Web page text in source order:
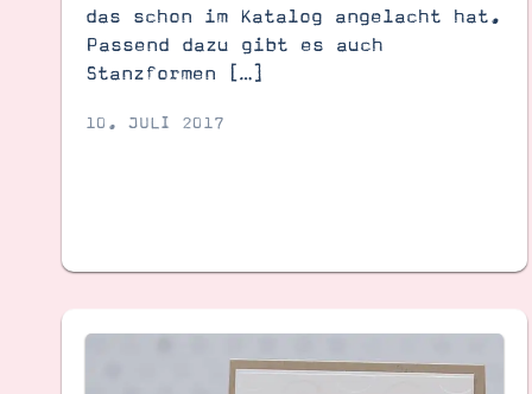
Suche Impressum Datenschutz
das schon im Katalog angelacht hat.
Passend dazu gibt es auch
Stanzformen […]
10. JULI 2017